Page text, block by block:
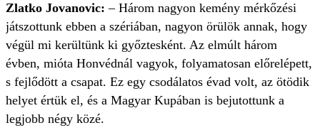
Zlatko Jovanovic:– Három nagyon kemény mérkőzési
játszottunk ebben a szériában, nagyon örülök annak, hogy
végül mi kerültünk ki győztesként. Az elmúlt három
évben, mióta Honvédnál vagyok, folyamatosan előrelépett,
s fejlődött a csapat. Ez egy csodálatos évad volt, az ötödik
helyet értük el, és a Magyar Kupában is bejutottunk a
legjobb négy közé.